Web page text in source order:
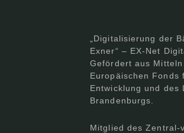
„Digitalisierung der
Exner“ – EX-Net
Gefördert aus Mitteln
Europäischen Fonds
Entwicklung und des
Brandenburgs.
Mitglied des Zentral-